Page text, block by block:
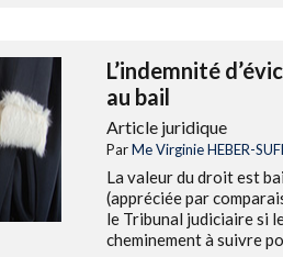
L’indemnité
au bail
Article juridique
ParMe Virginie HEBER-
La valeur du droit est
(appréciée par
le Tribunal judiciaire si
cheminement à suivre